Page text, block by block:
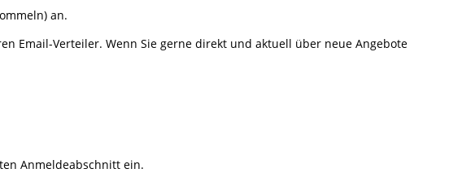
an.
Email-Verteiler. Wenn Sie gerne direkt und aktuell über neue Angebote
Anmeldeabschnitt ein.